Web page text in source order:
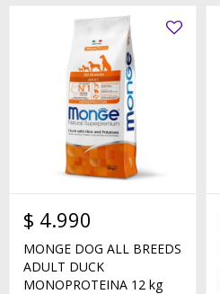
$ 4.990
MONGE DOG ALL BREEDS
ADULT DUCK
MONOPROTEINA 12 kg